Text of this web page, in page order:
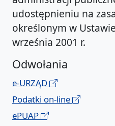
udostępnieniu na
określonym w
września 2001 r.
Odwołania
e-URZĄD
Podatki on-line
ePUAP